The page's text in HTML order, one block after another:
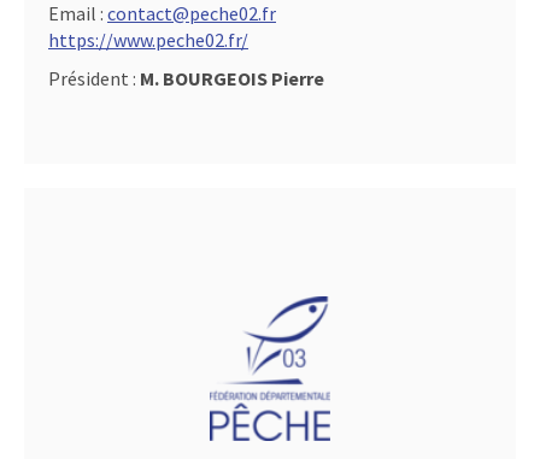
Email : contact@peche02.fr
https://www.peche02.fr/
Président : M. BOURGEOIS Pierre